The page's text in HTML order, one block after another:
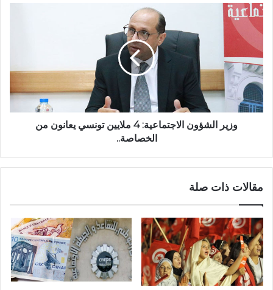
وزير الشؤون الاجتماعية: 4 ملايين تونسي يعانون من
الخصاصة..
مقالات ذات صلة